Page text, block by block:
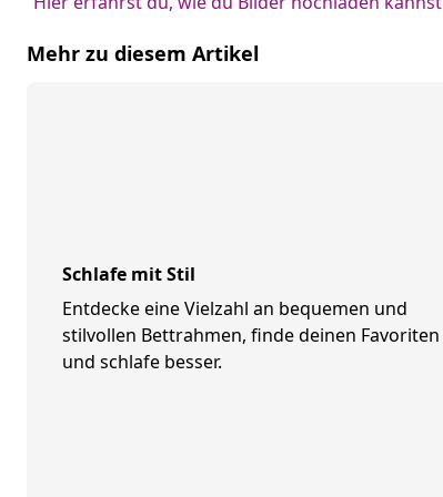
Mehr zu diesem Artikel
Schlafe mit Stil
Entdecke eine Vielzahl an bequemen und
stilvollen Bettrahmen, finde deinen Favoriten
und schlafe besser.